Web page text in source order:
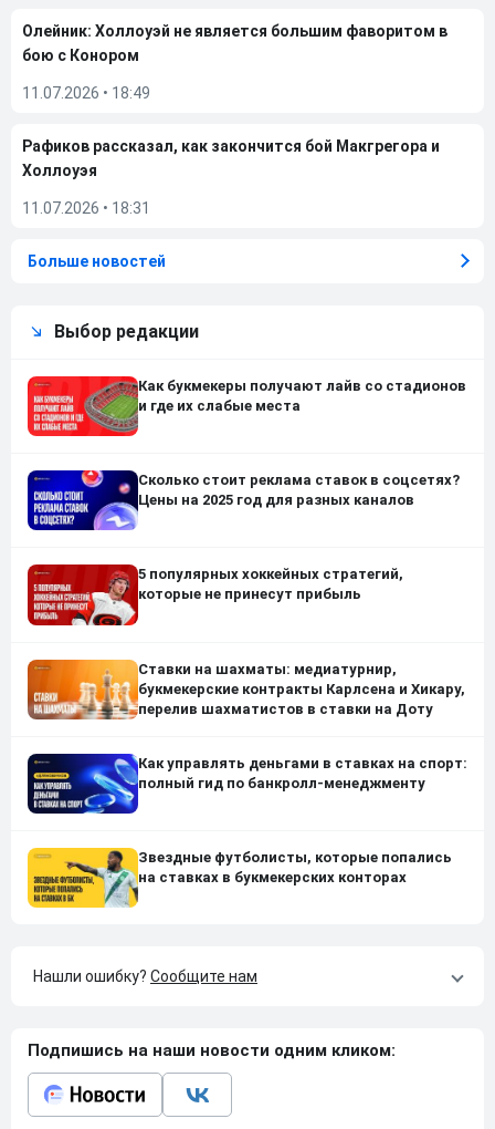
Олейник: Холлоуэй не является большим фаворитом в
бою с Конором
11.07.2026 • 18:49
Рафиков рассказал, как закончится бой Макгрегора и
Холлоуэя
11.07.2026 • 18:31
Больше новостей
Выбор редакции
Как букмекеры получают лайв со стадионов
и где их слабые места
Сколько стоит реклама ставок в соцсетях?
Цены на 2025 год для разных каналов
5 популярных хоккейных стратегий,
которые не принесут прибыль
Ставки на шахматы: медиатурнир,
букмекерские контракты Карлсена и Хикару,
перелив шахматистов в ставки на Доту
Как управлять деньгами в ставках на спорт:
полный гид по банкролл-менеджменту
Звездные футболисты, которые попались
на ставках в букмекерских конторах
Нашли ошибку? Сообщите нам
Подпишись на наши новости одним кликом: